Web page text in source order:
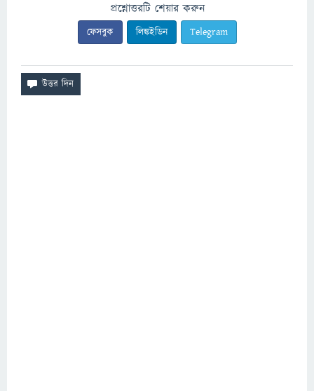
প্রশ্নোত্তরটি শেয়ার করুন
ফেসবুক লিঙ্কইডিন Telegram